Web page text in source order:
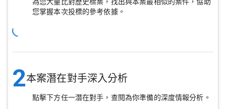
為您大量比對歷史標案，找出與本案最相似的案件，協助
您掌握本次投標的參考依據。
2本案潛在對手深入分析
點擊下方任一潛在對手，查閱為你準備的深度情報分析。